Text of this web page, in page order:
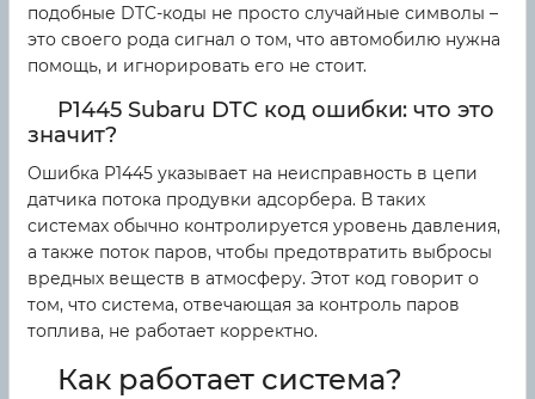
подобные DTC-коды не просто случайные символы –
это своего рода сигнал о том, что автомобилю нужна
помощь, и игнорировать его не стоит.
P1445 Subaru DTC код ошибки: что это
значит?
Ошибка P1445 указывает на неисправность в цепи
датчика потока продувки адсорбера. В таких
системах обычно контролируется уровень давления,
а также поток паров, чтобы предотвратить выбросы
вредных веществ в атмосферу. Этот код говорит о
том, что система, отвечающая за контроль паров
топлива, не работает корректно.
Как работает система?